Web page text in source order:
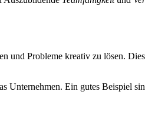
und Probleme kreativ zu lösen.
Unternehmen. Ein gutes Beispiel